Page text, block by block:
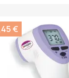
€